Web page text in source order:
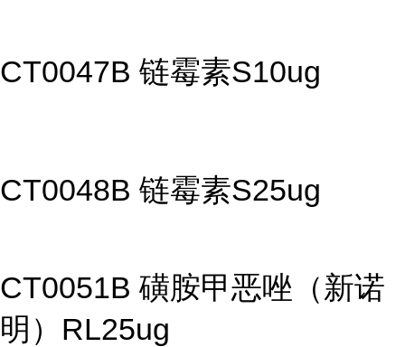
CT0047B 链霉素S10ug
CT0048B 链霉素S25ug
CT0051B 磺胺甲恶唑（新诺
明）RL25ug